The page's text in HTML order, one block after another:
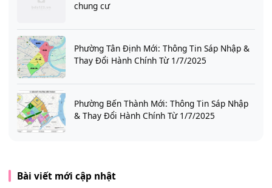
chung cư
Phường Tân Định Mới: Thông Tin Sáp Nhập &
Thay Đổi Hành Chính Từ 1/7/2025
Phường Bến Thành Mới: Thông Tin Sáp Nhập
& Thay Đổi Hành Chính Từ 1/7/2025
Bài viết mới cập nhật